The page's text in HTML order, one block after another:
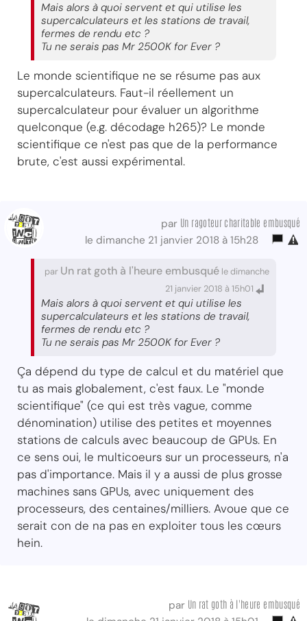
Mais alors à quoi servent et qui utilise les
supercalculateurs et les stations de travail,
fermes de rendu etc ?
Tu ne serais pas Mr 2500K for Ever ?
Le monde scientifique ne se résume pas aux
supercalculateurs. Faut-il réellement un
supercalculateur pour évaluer un algorithme
quelconque (e.g. décodage h265)? Le monde
scientifique ce n'est pas que de la performance
brute, c'est aussi expérimental.
par Un ragoteur charitable embusqué
le dimanche 21 janvier 2018 à 15h28
par Un rat goth à l'heure embusqué le dimanche
21 janvier 2018 à 15h01
Mais alors à quoi servent et qui utilise les
supercalculateurs et les stations de travail,
fermes de rendu etc ?
Tu ne serais pas Mr 2500K for Ever ?
Ça dépend du type de calcul et du matériel que
tu as mais globalement, c'est faux. Le "monde
scientifique" (ce qui est très vague, comme
dénomination) utilise des petites et moyennes
stations de calculs avec beaucoup de GPUs. En
ce sens oui, le multicoeurs sur un processeurs, n'a
pas d'importance. Mais il y a aussi de plus grosse
machines sans GPUs, avec uniquement des
processeurs, des centaines/milliers. Avoue que ce
serait con de na pas en exploiter tous les cœurs
hein.
par Un rat goth à l'heure embusqué